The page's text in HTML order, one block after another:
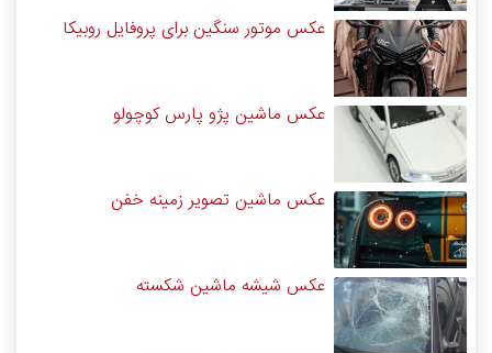
عکس موتور سنگین برای پروفایل روبیکا
عکس ماشین پژو پارس کوچولو
عکس ماشین تصویر زمینه خفن
عکس شیشه ماشین شکسته